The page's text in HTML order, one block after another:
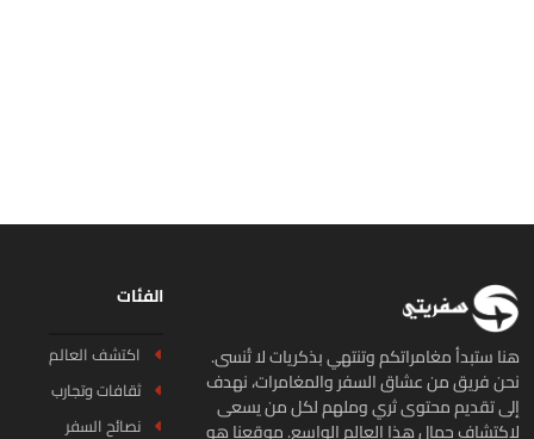
ستبدأ مغامراتكم وتنتهي بذكريات لا تُنسى.
فريق من عشاق السفر والمغامرات، نهدف
تقديم محتوى ثري وملهم لكل من يسعى
جمال هذا العالم الواسع. موقعنا هو
الفئات
اكتشف العالم
ثقافات وتجارب
نصائح السفر